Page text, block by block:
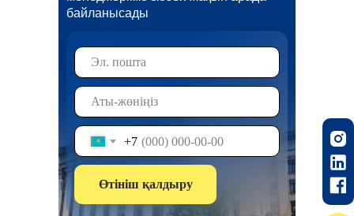
байланысады
+7
Өтініш қалдыру